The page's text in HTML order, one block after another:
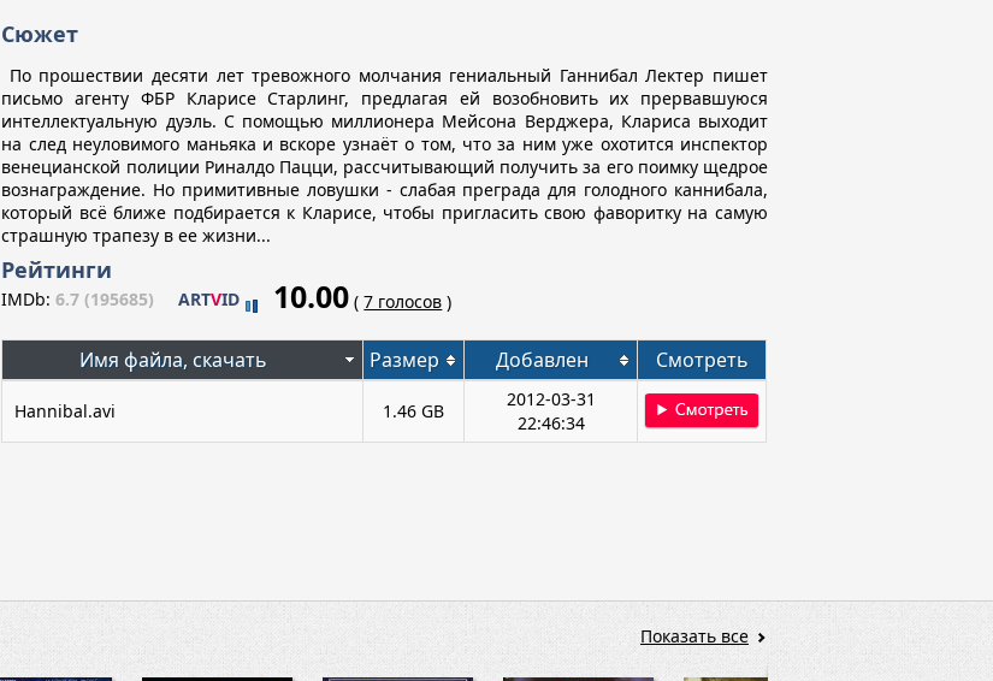
Сюжет
По прошествии десяти лет тревожного молчания гениальный Ганнибал Лектер пишет
письмо агенту ФБР Кларисе Старлинг, предлагая ей возобновить их прервавшуюся
интеллектуальную дуэль. С помощью миллионера Мейсона Верджера, Клариса выходит
на след неуловимого маньяка и вскоре узнаёт о том, что за ним уже охотится инспектор
венецианской полиции Риналдо Пацци, рассчитывающий получить за его поимку щедрое
вознаграждение. Но примитивные ловушки - слабая преграда для голодного каннибала,
который всё ближе подбирается к Кларисе, чтобы пригласить свою фаворитку на самую
страшную трапезу в ее жизни...
Рейтинги
IMDb:6.7 (195685) ARTVID 10.00 (7 голосов )
Имя файла, скачать Размер Добавлен Смотреть
Hannibal.avi 1.46 GB
2012-03-31
22:46:34
Показать все